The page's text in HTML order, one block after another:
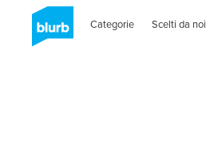
Categorie Scelti da noi